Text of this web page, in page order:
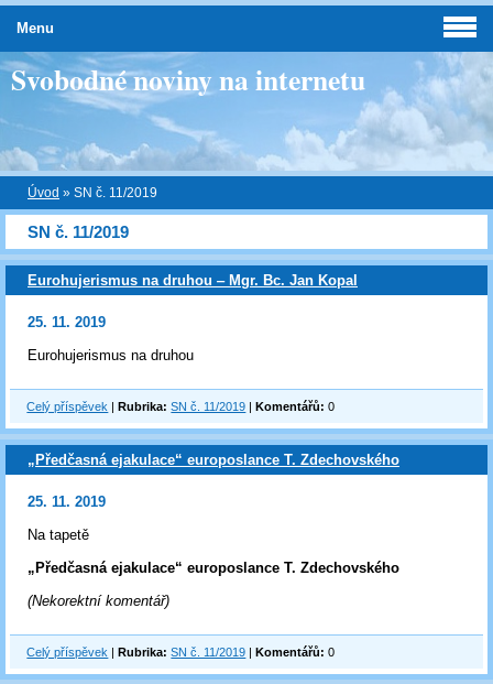
Svobodné noviny na internetu
Úvod » SN č. 11/2019
SN č. 11/2019
Eurohujerismus na druhou ‒ Mgr. Bc. Jan Kopal
25. 11. 2019
Eurohujerismus na druhou
Celý příspěvek |Rubrika: SN č. 11/2019 |Komentářů: 0
„Předčasná ejakulace“ europoslance T. Zdechovského
25. 11. 2019
Na tapetě
„Předčasná ejakulace“ europoslance T. Zdechovského
(Nekorektní komentář)
Celý příspěvek |Rubrika: SN č. 11/2019 |Komentářů: 0
Menu